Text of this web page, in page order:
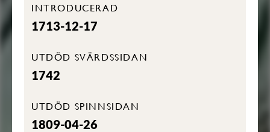
INTRODUCERAD
1713-12-17
UTDÖD SVÄRDSSIDAN
1742
UTDÖD SPINNSIDAN
1809-04-26